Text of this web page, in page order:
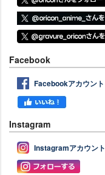
Facebook
Facebookアカウント
Instagram
Instagramアカウント